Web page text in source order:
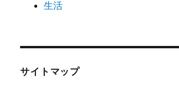
生活
サイトマップ